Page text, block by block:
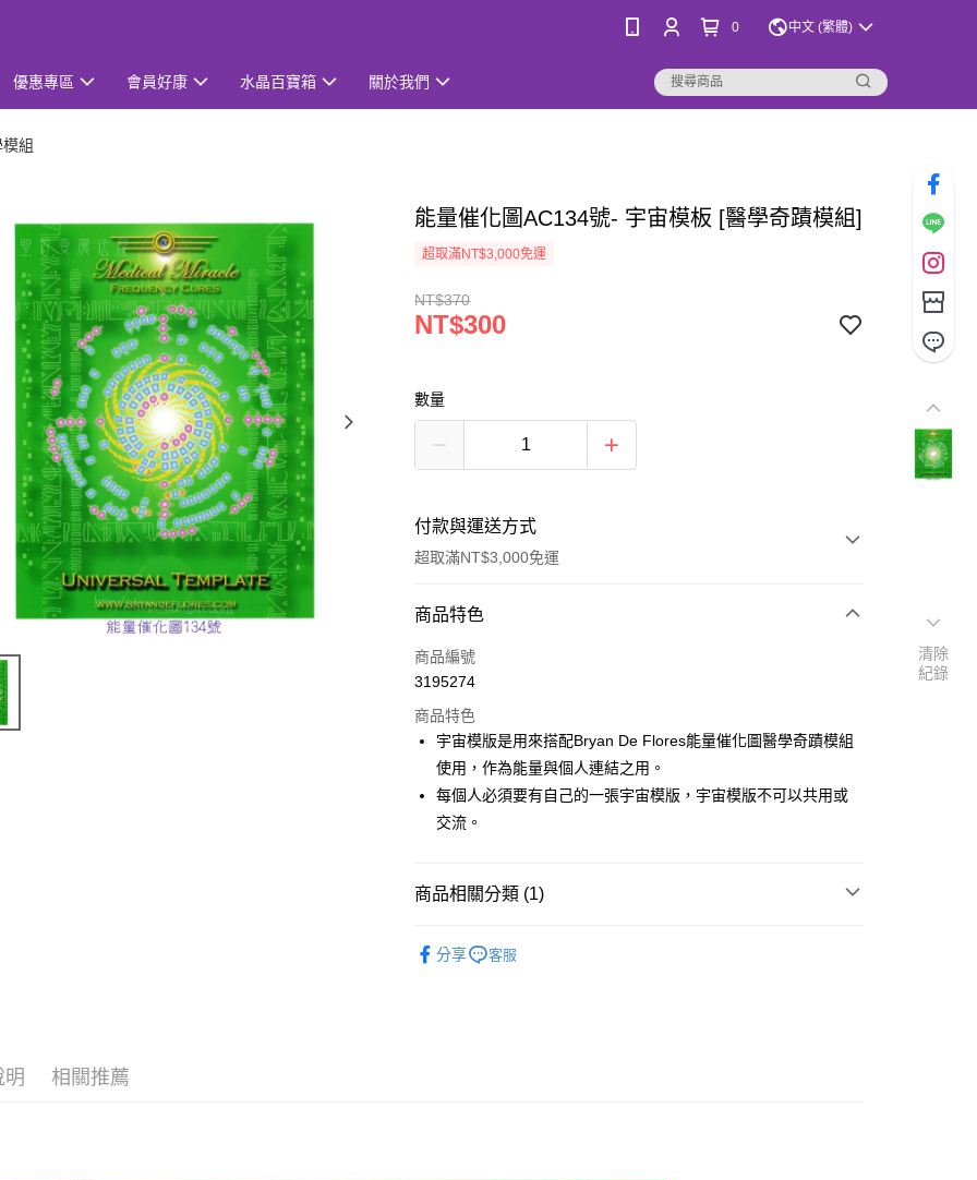
0 中文 (繁體)
優惠專區 會員好康 水晶百寶箱 關於我們
組
能量催化圖AC134號- 宇宙模板 [醫學奇蹟模組]
超取滿NT$3,000免運
NT$370
NT$300
數量
付款與運送方式
超取滿NT$3,000免運
付款方式
信用卡一次付款
LINE Pay
Apple Pay
街口支付
ATM付款
運送方式
商品特色
商品編號
3195274
商品特色
宇宙模版是用來搭配Bryan De Flores能量催化圖醫學奇蹟模組
使用，作為能量與個人連結之用。
每個人必須要有自己的一張宇宙模版，宇宙模版不可以共用或
交流。
商品相關分類 (1)
分享
客服
明 相關推薦
清除
紀錄